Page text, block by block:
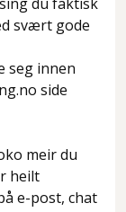
svært gode
seg innen
side
meir du
heilt
e-post, chat